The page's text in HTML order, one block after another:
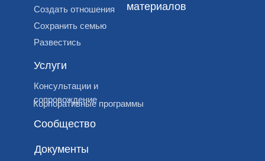
Создать отношения
Сохранить семью
Развестись
Услуги
Сообщество
материалов
Консультации и
сопровождение
Корпоративные программы
Документы